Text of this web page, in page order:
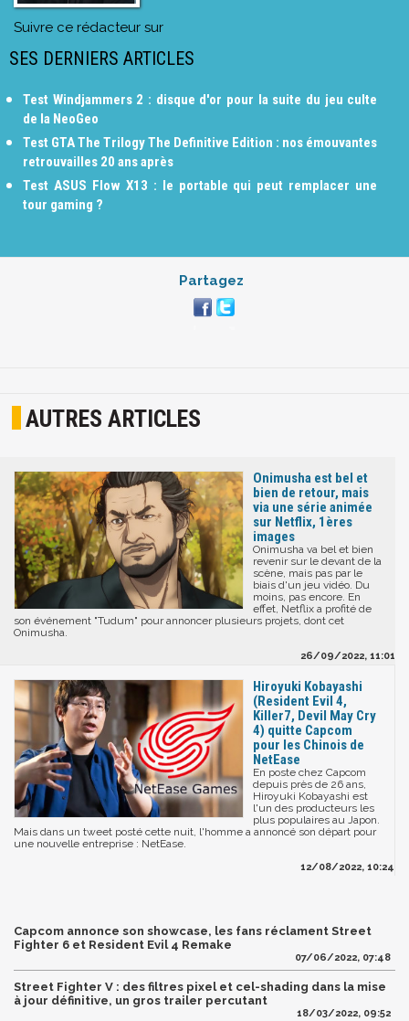
Suivre ce rédacteur sur
SES DERNIERS ARTICLES
Test Windjammers 2 : disque d'or pour la suite du jeu culte
de la NeoGeo
Test GTA The Trilogy The Definitive Edition : nos émouvantes
retrouvailles 20 ans après
Test ASUS Flow X13 : le portable qui peut remplacer une
tour gaming ?
Partagez
AUTRES ARTICLES
Onimusha est bel et
bien de retour, mais
via une série animée
sur Netflix, 1ères
images
Onimusha va bel et bien
revenir sur le devant de la
scène, mais pas par le
biais d'un jeu vidéo. Du
moins, pas encore. En
effet, Netflix a profité de
son événement "Tudum" pour annoncer plusieurs projets, dont cet
Onimusha.
26/09/2022, 11:01
Hiroyuki Kobayashi
(Resident Evil 4,
Killer7, Devil May Cry
4) quitte Capcom
pour les Chinois de
NetEase
En poste chez Capcom
depuis près de 26 ans,
Hiroyuki Kobayashi est
l'un des producteurs les
plus populaires au Japon.
Mais dans un tweet posté cette nuit, l'homme a annoncé son départ pour
une nouvelle entreprise : NetEase.
12/08/2022, 10:24
Capcom annonce son showcase, les fans réclament Street
Fighter 6 et Resident Evil 4 Remake
07/06/2022, 07:48
Street Fighter V : des filtres pixel et cel-shading dans la mise
à jour définitive, un gros trailer percutant
18/03/2022, 09:52